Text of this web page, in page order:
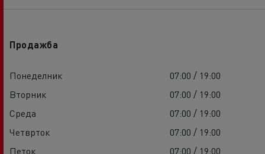
Продажба
Понеделник
07:00 / 19:00
Вторник
07:00 / 19:00
Среда
07:00 / 19:00
Четврток
07:00 / 19:00
Петок
07:00 / 19:00